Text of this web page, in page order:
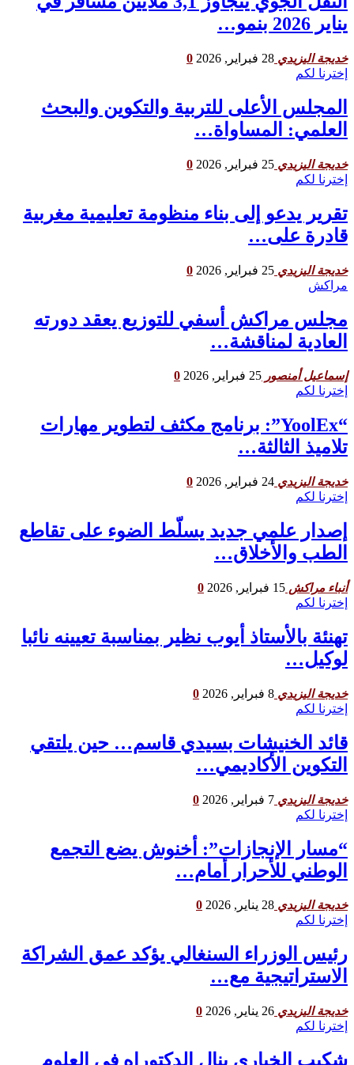
يناير 2026 بنمو…
خديجة اليزيدي 28 فبراير, 2026
0
إخترنا لكم
المجلس الأعلى للتربية والتكوين والبحث
العلمي: المساواة…
خديجة اليزيدي 25 فبراير, 2026
0
إخترنا لكم
تقرير يدعو إلى بناء منظومة تعليمية مغربية
قادرة على…
خديجة اليزيدي 25 فبراير, 2026
0
مراكش
مجلس مراكش أسفي للتوزيع يعقد دورته
العادية لمناقشة…
إسماعيل أمنصور 25 فبراير, 2026
0
إخترنا لكم
“YoolEx”: برنامج مكثف لتطوير مهارات
تلاميذ الثالثة…
خديجة اليزيدي 24 فبراير, 2026
0
إخترنا لكم
إصدار علمي جديد يسلّط الضوء على تقاطع
الطب والأخلاق…
أنباء مراكش 15 فبراير, 2026
0
إخترنا لكم
تهنئة بالأستاذ أيوب نظير بمناسبة تعيينه نائبا
لوكيل…
خديجة اليزيدي 8 فبراير, 2026
0
إخترنا لكم
قائد الخنيشات بسيدي قاسم… حين يلتقي
التكوين الأكاديمي…
خديجة اليزيدي 7 فبراير, 2026
0
إخترنا لكم
“مسار الإنجازات”: أخنوش يضع التجمع
الوطني للأحرار أمام…
خديجة اليزيدي 28 يناير, 2026
0
إخترنا لكم
رئيس الوزراء السنغالي يؤكد عمق الشراكة
الاستراتيجية مع…
خديجة اليزيدي 26 يناير, 2026
0
إخترنا لكم
شكيب الخياري ينال الدكتوراه في العلوم